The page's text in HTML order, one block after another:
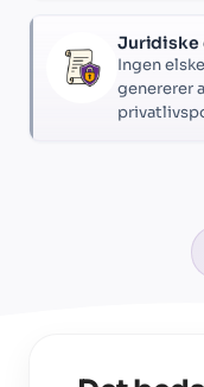
Juridiske
Ingen
genererer